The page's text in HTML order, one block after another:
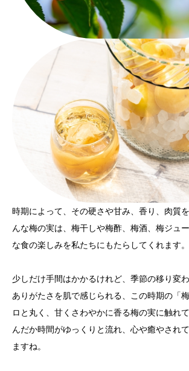
時期によって、その硬さや甘み、香り、肉質
んな梅の実は、梅干しや梅酢、梅酒、梅ジュ
な食の楽しみを私たちにもたらしてくれます。
少しだけ手間はかかるけれど、季節の移り変
ありがたさを肌で感じられる、この時期の「
ロと丸く、甘くさわやかに香る梅の実に触れ
んだか時間がゆっくりと流れ、心や癒やされ
ますね。